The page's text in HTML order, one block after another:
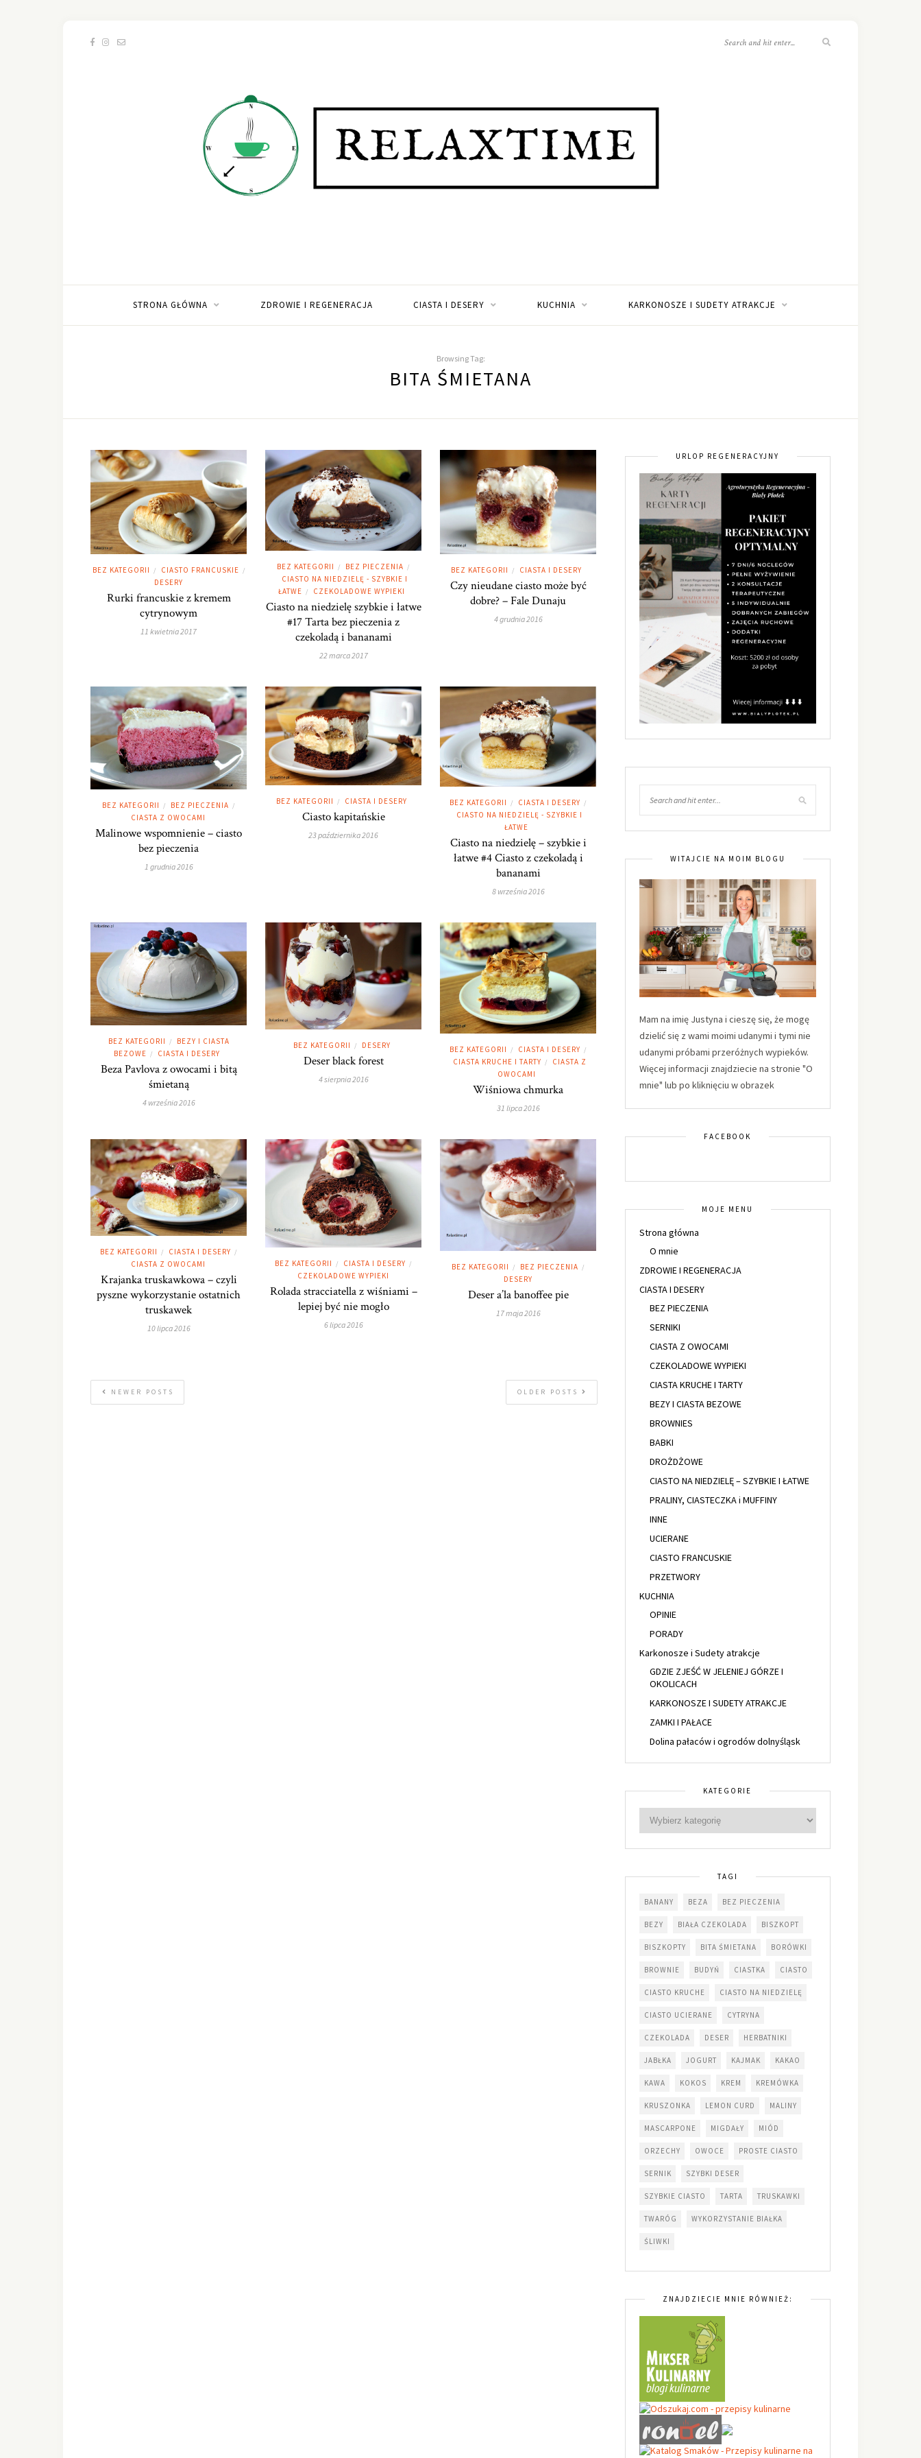
STRONA GŁÓWNA ZDROWIE I REGENERACJA CIASTA I DESERY KUCHNIA KARKONOSZE I SUDETY ATRAKCJE
Browsing Tag:
BITA ŚMIETANA
BEZ KATEGORII / CIASTO FRANCUSKIE /
DESERY
Rurki francuskie z kremem
cytrynowym
11 kwietnia 2017
BEZ KATEGORII / BEZ PIECZENIA /
CIASTO NA NIEDZIELĘ - SZYBKIE I
ŁATWE / CZEKOLADOWE WYPIEKI
Ciasto na niedzielę szybkie i łatwe
#17 Tarta bez pieczenia z
czekoladą i bananami
22 marca 2017
BEZ KATEGORII / CIASTA I DESERY
Czy nieudane ciasto może być
dobre? – Fale Dunaju
4 grudnia 2016
BEZ KATEGORII / BEZ PIECZENIA /
CIASTA Z OWOCAMI
Malinowe wspomnienie – ciasto
bez pieczenia
1 grudnia 2016
BEZ KATEGORII / CIASTA I DESERY
Ciasto kapitańskie
23 października 2016
BEZ KATEGORII / CIASTA I DESERY /
CIASTO NA NIEDZIELĘ - SZYBKIE I
ŁATWE
Ciasto na niedzielę – szybkie i
łatwe #4 Ciasto z czekoladą i
bananami
8 września 2016
BEZ KATEGORII /
BEZY I CIASTA
BEZOWE / CIASTA I DESERY
Beza Pavlova z owocami i bitą
śmietaną
4 września 2016
BEZ KATEGORII / DESERY
Deser black forest
4 sierpnia 2016
BEZ KATEGORII / CIASTA I DESERY /
CIASTA KRUCHE I TARTY /
CIASTA Z
OWOCAMI
Wiśniowa chmurka
31 lipca 2016
BEZ KATEGORII / CIASTA I DESERY /
CIASTA Z OWOCAMI
Krajanka truskawkowa – czyli
pyszne wykorzystanie ostatnich
truskawek
10 lipca 2016
BEZ KATEGORII / CIASTA I DESERY /
CZEKOLADOWE WYPIEKI
Rolada stracciatella z wiśniami –
lepiej być nie mogło
6 lipca 2016
BEZ KATEGORII / BEZ PIECZENIA /
DESERY
Deser a’la banoffee pie
17 maja 2016
OLDER POSTS
NEWER POSTS
URLOP REGENERACYJNY
WITAJCIE NA MOIM BLOGU
Mam na imię Justyna i cieszę się, że mogę
dzielić się z wami moimi udanymi i tymi nie
udanymi próbami przeróżnych wypieków.
Więcej informacji znajdziecie na stronie "O
mnie" lub po kliknięciu w obrazek
FACEBOOK
MOJE MENU
Strona główna
O mnie
ZDROWIE I REGENERACJA
CIASTA I DESERY
BEZ PIECZENIA
SERNIKI
CIASTA Z OWOCAMI
CZEKOLADOWE WYPIEKI
CIASTA KRUCHE I TARTY
BEZY I CIASTA BEZOWE
BROWNIES
BABKI
DROŻDŻOWE
CIASTO NA NIEDZIELĘ – SZYBKIE I ŁATWE
PRALINY, CIASTECZKA i MUFFINY
INNE
UCIERANE
CIASTO FRANCUSKIE
PRZETWORY
KUCHNIA
OPINIE
PORADY
Karkonosze i Sudety atrakcje
GDZIE ZJEŚĆ W JELENIEJ GÓRZE I
OKOLICACH
KARKONOSZE I SUDETY ATRAKCJE
ZAMKI I PAŁACE
Dolina pałaców i ogrodów dolnyśląsk
KATEGORIE
TAGI
BANANY BEZA BEZ PIECZENIA
BEZY BIAŁA CZEKOLADA BISZKOPT
BISZKOPTY BITA ŚMIETANA BORÓWKI
BROWNIE BUDYŃ CIASTKA CIASTO
CIASTO KRUCHE CIASTO NA NIEDZIELĘ
CIASTO UCIERANE CYTRYNA
CZEKOLADA DESER HERBATNIKI
JABŁKA JOGURT KAJMAK KAKAO
KAWA KOKOS KREM KREMÓWKA
KRUSZONKA LEMON CURD MALINY
MASCARPONE MIGDAŁY MIÓD
ORZECHY OWOCE PROSTE CIASTO
SERNIK SZYBKI DESER
SZYBKIE CIASTO TARTA TRUSKAWKI
TWARÓG WYKORZYSTANIE BIAŁKA
ŚLIWKI
ZNAJDZIECIE MNIE RÓWNIEŻ: